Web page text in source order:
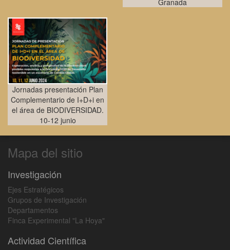
Jornadas presentación Plan
Complementario de I+D+i en
el área de BIODIVERSIDAD.
10-12 junio
Mapa del sitio
Investigación
Ejes Estratégicos
Grupos de Investigación
Departamentos
Finca Experimental "La Hoya"
Actividad Científica